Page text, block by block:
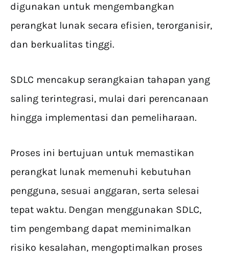
digunakan untuk mengembangkan
perangkat lunak secara efisien, terorganisir,
dan berkualitas tinggi.
SDLC mencakup serangkaian tahapan yang
saling terintegrasi, mulai dari perencanaan
hingga implementasi dan pemeliharaan.
Proses ini bertujuan untuk memastikan
perangkat lunak memenuhi kebutuhan
pengguna, sesuai anggaran, serta selesai
tepat waktu. Dengan menggunakan SDLC,
tim pengembang dapat meminimalkan
risiko kesalahan, mengoptimalkan proses